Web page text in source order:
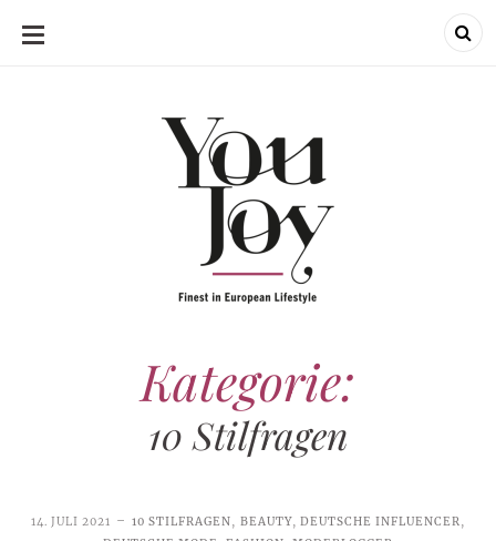
SKIP
Kategorie:
10 Stilfragen
14. JULI 2021 10 STILFRAGEN, BEAUTY, DEUTSCHE INFLUENCER,